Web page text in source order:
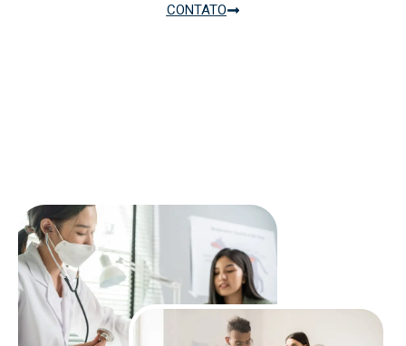
CONTATO